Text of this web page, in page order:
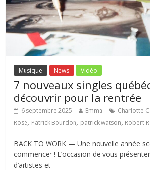
Musique News Vidéo
7 nouveaux singles
découvrir pour la rentrée
6 septembre 2025 Emma Charlotte
Rose, Patrick Bourdon, patrick watson, Robert
BACK TO WORK — Une nouvelle année
commencer ! L’occasion de vous
d’artistes et